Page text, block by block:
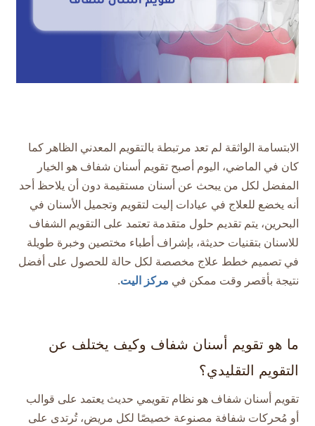
الابتسامة الواثقة لم تعد مرتبطة بالتقويم المعدني الظاهر كما
كان في الماضي، اليوم أصبح تقويم أسنان شفاف هو الخيار
المفضل لكل من يبحث عن أسنان مستقيمة دون أن يلاحظ أحد
أنه يخضع للعلاج في عيادات إليت لتقويم وتجميل الأسنان في
البحرين، يتم تقديم حلول متقدمة تعتمد على التقويم الشفاف
للاسنان بتقنيات حديثة، بإشراف أطباء مختصين وخبرة طويلة
في تصميم خطط علاج مخصصة لكل حالة للحصول على أفضل
نتيجة بأقصر وقت ممكن في مركز اليت.​
ما هو تقويم أسنان شفاف وكيف يختلف عن
التقويم التقليدي؟
تقويم أسنان شفاف هو نظام تقويمي حديث يعتمد على قوالب
أو مُحركات شفافة مصنوعة خصيصًا لكل مريض، تُرتدى على